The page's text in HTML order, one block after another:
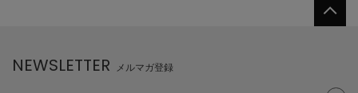
NEWSLETTER メルマガ登録